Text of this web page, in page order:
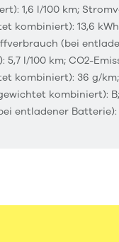
1,6 l/100 km;
kombiniert): 13,6
(bei
5,7 l/100 km; CO2-
kombiniert): 36 g/
kombiniert):
entladener Batterie):